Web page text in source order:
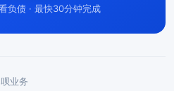
负债 · 最快30分钟完成
业务